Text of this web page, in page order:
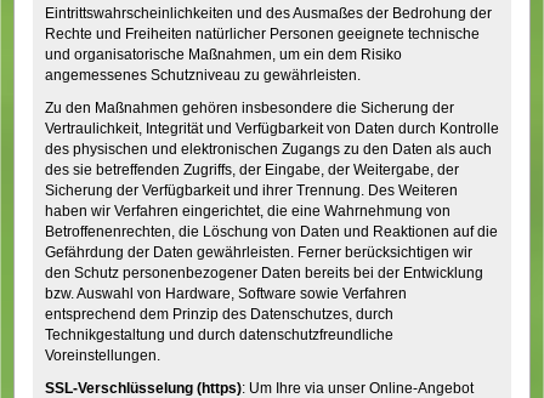
Eintrittswahrscheinlichkeiten und des Ausmaßes der Bedrohung der
Rechte und Freiheiten natürlicher Personen geeignete technische
und organisatorische Maßnahmen, um ein dem Risiko
angemessenes Schutzniveau zu gewährleisten.
Zu den Maßnahmen gehören insbesondere die Sicherung der
Vertraulichkeit, Integrität und Verfügbarkeit von Daten durch Kontrolle
des physischen und elektronischen Zugangs zu den Daten als auch
des sie betreffenden Zugriffs, der Eingabe, der Weitergabe, der
Sicherung der Verfügbarkeit und ihrer Trennung. Des Weiteren
haben wir Verfahren eingerichtet, die eine Wahrnehmung von
Betroffenenrechten, die Löschung von Daten und Reaktionen auf die
Gefährdung der Daten gewährleisten. Ferner berücksichtigen wir
den Schutz personenbezogener Daten bereits bei der Entwicklung
bzw. Auswahl von Hardware, Software sowie Verfahren
entsprechend dem Prinzip des Datenschutzes, durch
Technikgestaltung und durch datenschutzfreundliche
Voreinstellungen.
SSL-Verschlüsselung (https): Um Ihre via unser Online-Angebot